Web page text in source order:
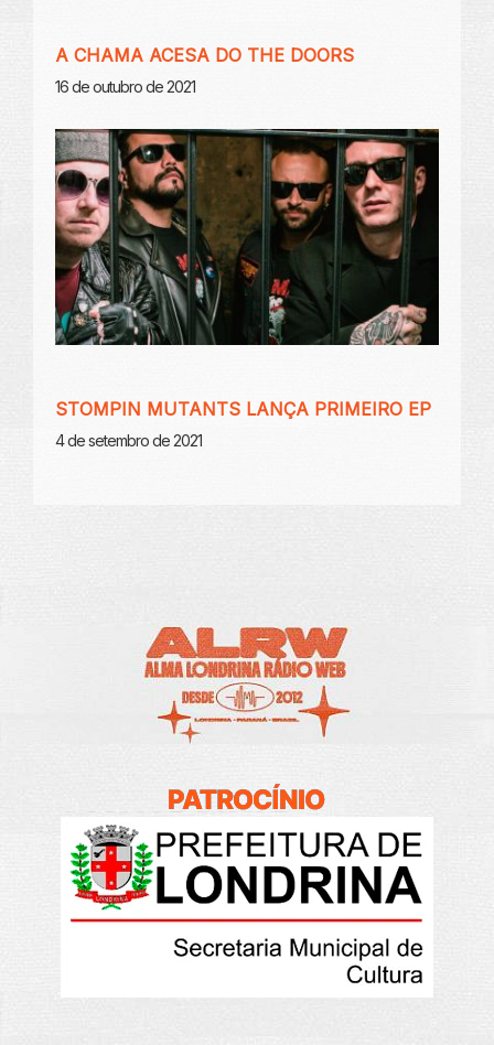
A CHAMA ACESA DO THE DOORS
16 de outubro de 2021
STOMPIN MUTANTS LANÇA PRIMEIRO EP
4 de setembro de 2021